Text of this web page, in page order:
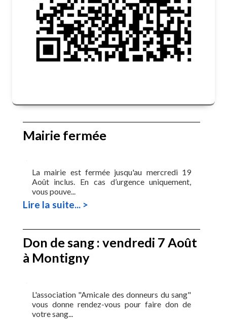
Mairie fermée
La mairie est fermée jusqu'au mercredi 19
Août inclus. En cas d’urgence uniquement,
vous pouve...
Lire la suite... >
Don de sang : vendredi 7 Août
à Montigny
L'association "Amicale des donneurs du sang"
vous donne rendez-vous pour faire don de
votre sang...